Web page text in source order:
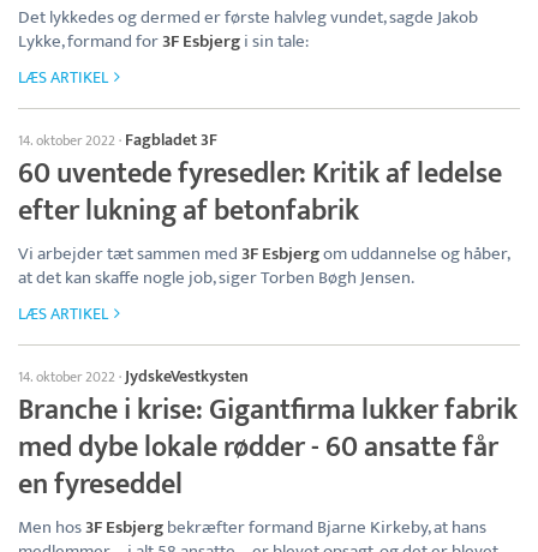
Det lykkedes og dermed er første halvleg vundet, sagde Jakob
Lykke, formand for3F Esbjergi sin tale:
LÆS ARTIKEL
14. oktober 2022· Fagbladet 3F
60 uventede fyresedler: Kritik af ledelse
efter lukning af betonfabrik
Vi arbejder tæt sammen med3F Esbjergom uddannelse og håber,
at det kan skaffe nogle job, siger Torben Bøgh Jensen.
LÆS ARTIKEL
14. oktober 2022·JydskeVestkysten
Branche i krise: Gigantfirma lukker fabrik
med dybe lokale rødder - 60 ansatte får
en fyreseddel
Men hos3F Esbjergbekræfter formand Bjarne Kirkeby, at hans